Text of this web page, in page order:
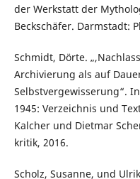
der Werkstatt der
Beckschäfer. Darmstadt:
Schmidt, Dörte.
Archivierung als auf
Selbstvergewisserung“.
1945: Verzeichnis und
Kalcher und Dietmar
kritik, 2016.
Scholz, Susanne, und